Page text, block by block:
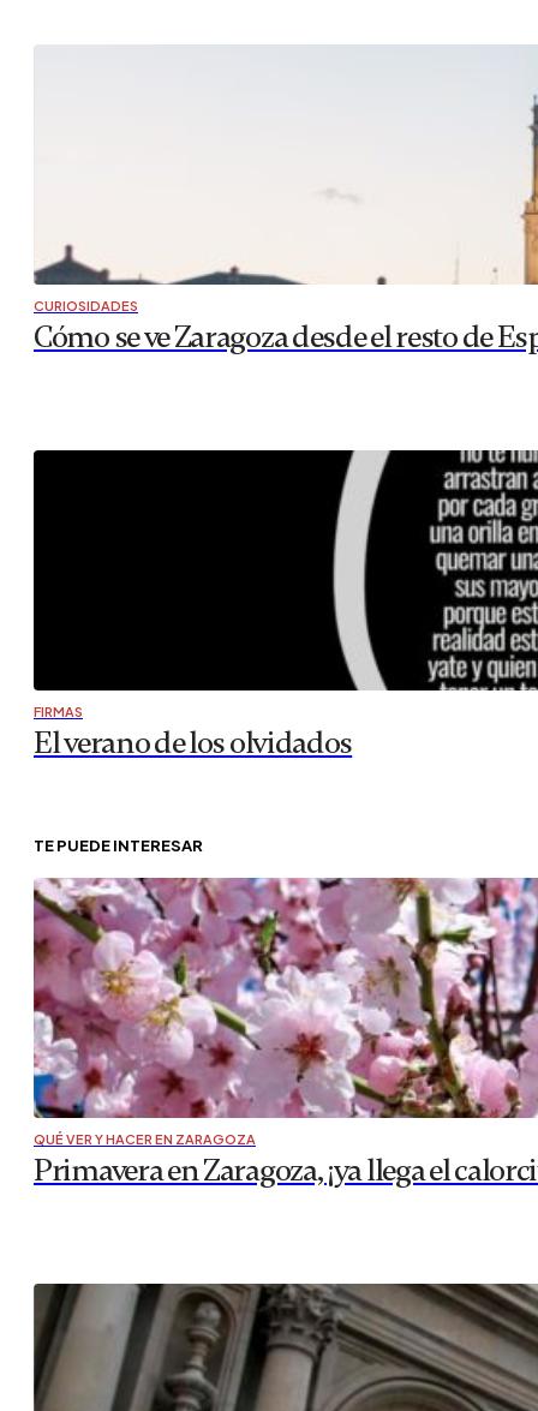
CURIOSIDADES
Cómo se ve Zaragoza desde el resto de
FIRMAS
El verano de los olvidados
TE PUEDE INTERESAR
QUÉ VER Y HACER EN ZARAGOZA
Primavera en Zaragoza, ¡ya llega el